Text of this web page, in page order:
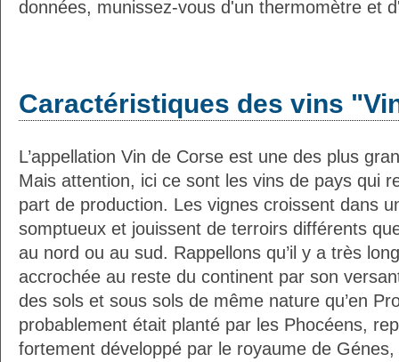
données, munissez-vous d'un thermomètre et
Caractéristiques des vins
L’appellation Vin de Corse est une des plus
Mais attention, ici ce sont les vins de pays qui
part de production. Les vignes croissent dans
somptueux et jouissent de terroirs différents que
au nord ou au sud. Rappellons qu’il y a très
accrochée au reste du continent par son
des sols et sous sols de même nature qu’en
probablement était planté par les Phocéens,
fortement développé par le royaume de